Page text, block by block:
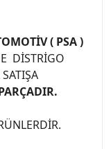
( PSA )
DİSTRİGO